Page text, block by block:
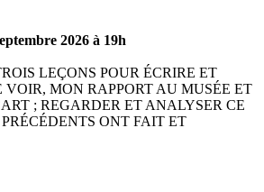
2026 à 19h
LEÇONS POUR ÉCRIRE ET
VOIR, MON RAPPORT AU MUSÉE ET
; REGARDER ET ANALYSER CE
ONT FAIT ET